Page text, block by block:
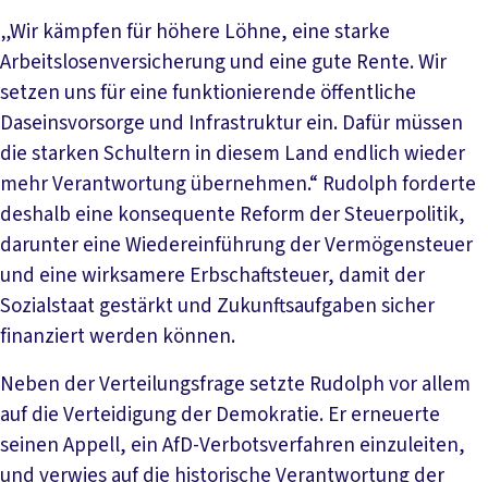
„Wir kämpfen für höhere Löhne, eine starke
Arbeitslosenversicherung und eine gute Rente. Wir
setzen uns für eine funktionierende öffentliche
Daseinsvorsorge und Infrastruktur ein. Dafür müssen
die starken Schultern in diesem Land endlich wieder
mehr Verantwortung übernehmen.“ Rudolph forderte
deshalb eine konsequente Reform der Steuerpolitik,
darunter eine Wiedereinführung der Vermögensteuer
und eine wirksamere Erbschaftsteuer, damit der
Sozialstaat gestärkt und Zukunftsaufgaben sicher
finanziert werden können.
Neben der Verteilungsfrage setzte Rudolph vor allem
auf die Verteidigung der Demokratie. Er erneuerte
seinen Appell, ein AfD-Verbotsverfahren einzuleiten,
und verwies auf die historische Verantwortung der